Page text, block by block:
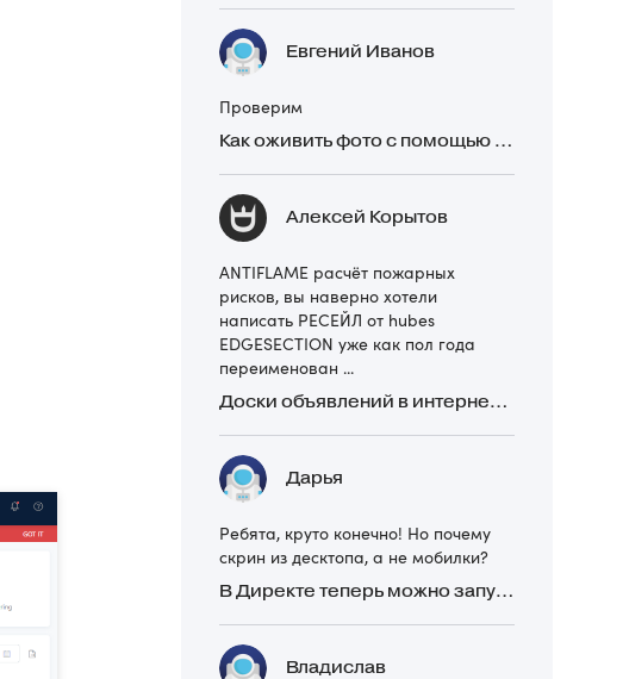
Евгений Иванов
Проверим
Как оживить фото с помощью нейросетей в 2026 году: 17 бесплатных онлайн-сервисов, приложений и ботов
Алексей Корытов
ANTIFLAME расчёт пожарных
рисков, вы наверно хотели
написать РЕСЕЙЛ от hubes
EDGESECTION уже как пол года
переименован ...
Доски объявлений в интернете: какие лучше и безопаснее? Сравниваем 5 популярных
Дарья
Ребята, круто конечно! Но почему
скрин из десктопа, а не мобилки?
В Директе теперь можно запускать Премиум-билборд для мобильных устройств
Владислав